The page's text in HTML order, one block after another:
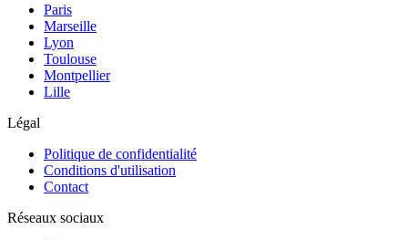
Paris
Marseille
Lyon
Toulouse
Montpellier
Lille
Légal
Politique de confidentialité
Conditions d'utilisation
Contact
Réseaux sociaux